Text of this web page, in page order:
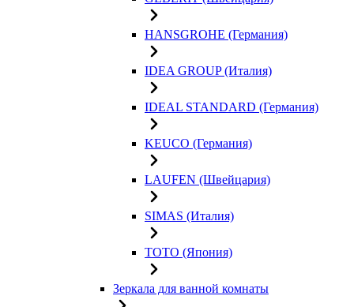
HANSGROHE (Германия)
IDEA GROUP (Италия)
IDEAL STANDARD (Германия)
KEUCO (Германия)
LAUFEN (Швейцария)
SIMAS (Италия)
TOTO (Япония)
Зеркала для ванной комнаты